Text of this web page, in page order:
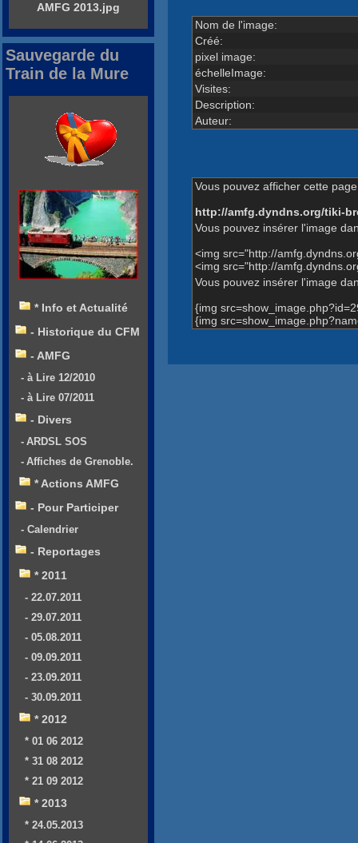
Nom de l'image:
Créé:
pixel image:
échelleImage:
Visites:
Description:
Auteur:
Vous pouvez afficher cette
http://amfg.dyndns.org/tiki-
Vous pouvez insérer l'image
<img src="http://
<img src="http://
Vous pouvez insérer l'image
{img
{img
AMFG 2013.jpg
Sauvegarde du
Train de la Mure
* Info et Actualité
- Historique du CFM
- AMFG
- à Lire 12/2010
- à Lire 07/2011
- Divers
- ARDSL SOS
- Affiches de Grenoble.
* Actions AMFG
- Pour Participer
- Calendrier
- Reportages
* 2011
- 22.07.2011
- 29.07.2011
- 05.08.2011
- 09.09.2011
- 23.09.2011
- 30.09.2011
* 2012
* 01 06 2012
* 31 08 2012
* 21 09 2012
* 2013
* 24.05.2013